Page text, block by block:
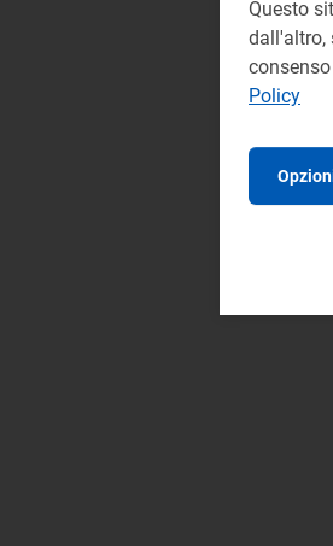
Questo
dall'altro,
Policy